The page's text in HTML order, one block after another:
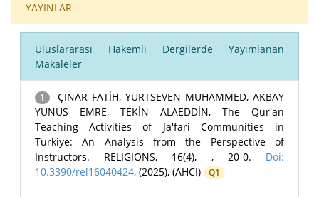
YAYINLAR
Uluslararası Hakemli Dergilerde Yayımlanan
Makaleler
1
ÇINAR FATİH, YURTSEVEN MUHAMMED, AKBAY
YUNUS EMRE, TEKİN ALAEDDİN, The Qur'an
Teaching Activities of Ja'fari Communities in
Turkiye: An Analysis from the Perspective of
Instructors. RELIGIONS, 16(4), , 20-0. Doi:
10.3390/rel16040424, (2025), (AHCI) Q1